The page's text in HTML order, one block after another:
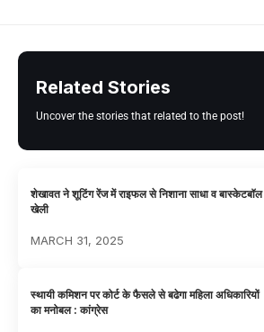
Related Stories
Uncover the stories that related to the post!
शेखावत ने शूटिंग रेंज में राइफल से निशाना साधा व बास्केटबॉल
खेली
MARCH 31, 2025
स्थायी कमिशन पर कोर्ट के फैसले से बढेगा महिला अधिकारियों
का मनोबल : कांग्रेस